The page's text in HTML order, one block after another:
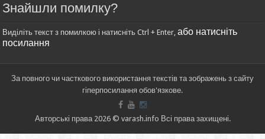
Знайшли помилку?
Виділіть текст з помилкою і натисніть Ctrl + Enter,або натисніть
посилання
За повного чи часткового використання текстів та зображень з сайту
гіперпосилання обов'язкове.
Авторські права 2026 © varash.info Всі права захищені.